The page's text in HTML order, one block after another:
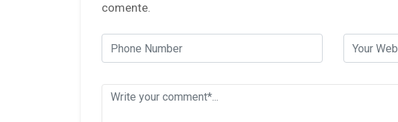
comente.